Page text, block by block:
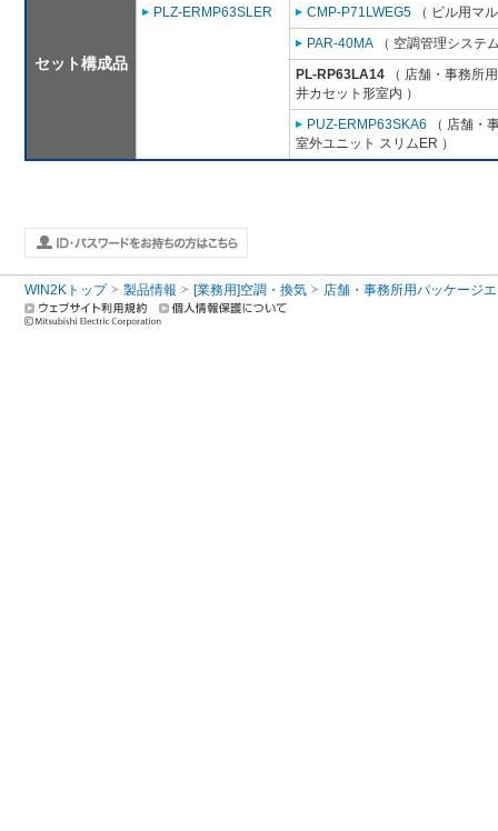
セット構成品
PLZ-ERMP63SLER
CMP-P71LWEG5 （ ビル用マ
PAR-40MA （ 空調管理システ
PL-RP63LA14 （ 店舗・事務所
井カセット形室内 ）
PUZ-ERMP63SKA6 （ 店舗・
室外ユニット スリムER ）
WIN2Kトップ 製品情報 [業務用]空調・換気 店舗・事務所用パッケージ